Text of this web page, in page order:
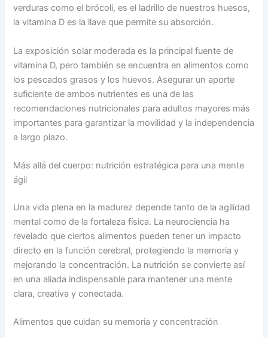
verduras como el brócoli, es el ladrillo de nuestros huesos,
la vitamina D es la llave que permite su absorción.
La exposición solar moderada es la principal fuente de
vitamina D, pero también se encuentra en alimentos como
los pescados grasos y los huevos. Asegurar un aporte
suficiente de ambos nutrientes es una de las
recomendaciones nutricionales para adultos mayores más
importantes para garantizar la movilidad y la independencia
a largo plazo.
Más allá del cuerpo: nutrición estratégica para una mente
ágil
Una vida plena en la madurez depende tanto de la agilidad
mental como de la fortaleza física. La neurociencia ha
revelado que ciertos alimentos pueden tener un impacto
directo en la función cerebral, protegiendo la memoria y
mejorando la concentración. La nutrición se convierte así
en una aliada indispensable para mantener una mente
clara, creativa y conectada.
Alimentos que cuidan su memoria y concentración